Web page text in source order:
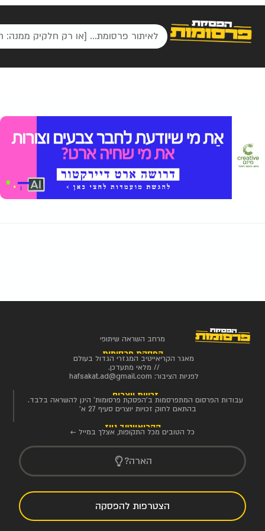
מרחב השראה שיתופי
הפסקת פרסומות
מאגר הקריאייטיב המגזרי הגדול בעולם
// מלאי מתעדכן.
לפניות הציבור: hafsakat.ad@gmail.com
זכויות יוצרים
עבודות הפרסום המתפרסמות ב'הפסקת פרסומות' הינן להשראה בלבד.
בהתאם לחוק זכויות יוצרים סעיף 27 א'
הקריאייטיב ניוז
כל הטובים מכל התקופות, אצלך במייל ←
הארה?
הצטרפות להפסקה